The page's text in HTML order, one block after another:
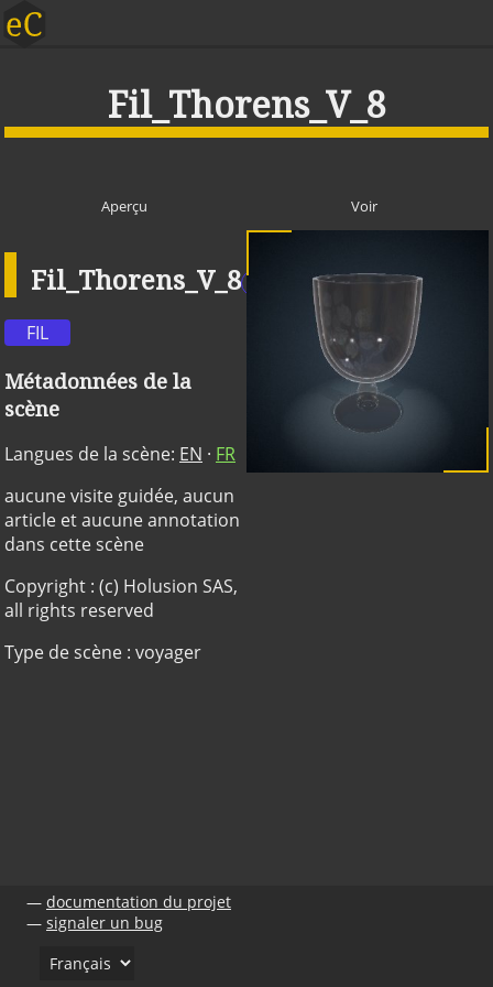
Fil_Thorens_V_8
Aperçu Voir
Fil_Thorens_V_8 Publique
FIL
Métadonnées de la
scène
Langues de la scène: EN · FR
aucune visite guidée, aucun
article et aucune annotation
dans cette scène
Copyright : (c) Holusion SAS,
all rights reserved
Type de scène : voyager
documentation du projet
signaler un bug